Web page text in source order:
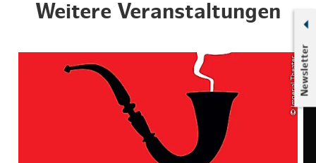
Newsletter
Weitere Veranstaltungen
© Imperial Theater